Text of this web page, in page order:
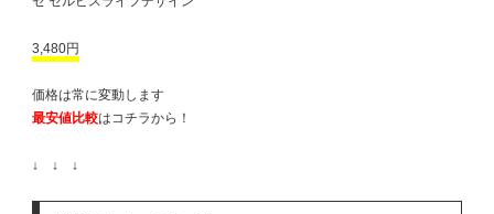
3,480円
価格は常に変動します
最安値比較はコチラから！
↓ ↓ ↓